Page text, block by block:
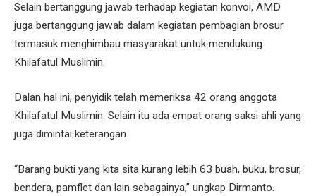
Selain bertanggung jawab terhadap kegiatan konvoi, AMD
juga bertanggung jawab dalam kegiatan pembagian brosur
termasuk menghimbau masyarakat untuk mendukung
Khilafatul Muslimin.
Dalan hal ini, penyidik telah memeriksa 42 orang anggota
Khilafatul Muslimin. Selain itu ada empat orang saksi ahli yang
juga dimintai keterangan.
“Barang bukti yang kita sita kurang lebih 63 buah, buku, brosur,
bendera, pamflet dan lain sebagainya,” ungkap Dirmanto.